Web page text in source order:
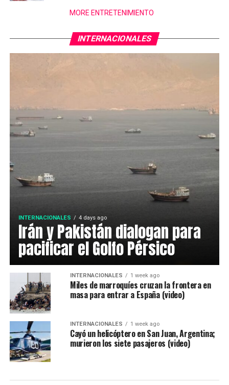
MORE ENTRETENIMIENTO
INTERNACIONALES
INTERNACIONALES 4 days ago
Irán y Pakistán dialogan para
pacificar el Golfo Pérsico
INTERNACIONALES 1 week ago
Miles de marroquíes cruzan la frontera en
masa para entrar a España (video)
INTERNACIONALES 1 week ago
Cayó un helicóptero en San Juan, Argentina;
murieron los siete pasajeros (video)